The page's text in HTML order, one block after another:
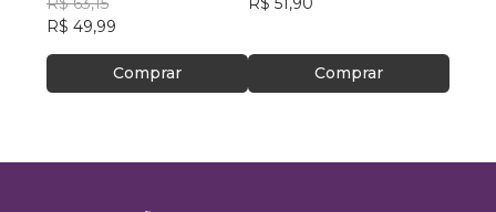
R$ 49,99
Comprar Comprar